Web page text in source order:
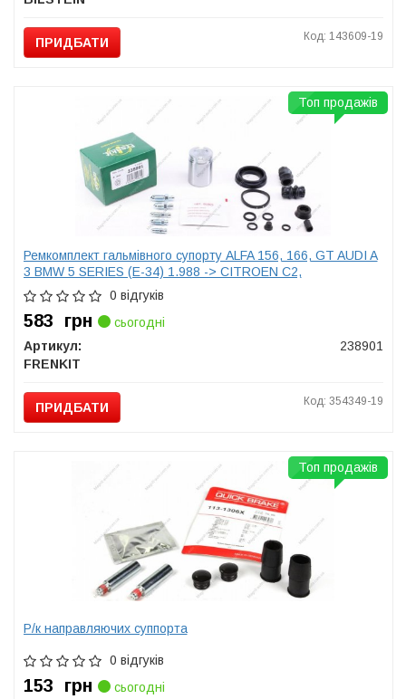
ПРИДБАТИ Код: 143609-19
Ремкомплект гальмівного супорту ALFA 156, 166, GT AUDI A
3 BMW 5 SERIES (E-34) 1.988 -> CITROEN C2,
0 відгуків
583 грн
сьогодні
Артикул:
238901
FRENKIT
ПРИДБАТИ Код: 354349-19
Топ продажів
Р/к направляючих суппорта
0 відгуків
153 грн
сьогодні
Топ продажів